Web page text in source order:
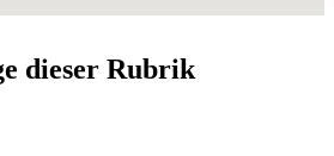
dieser Rubrik